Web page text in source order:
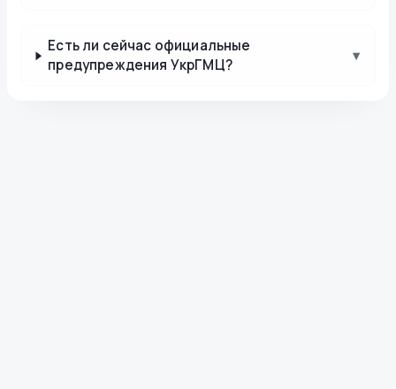
Есть ли сейчас официальные
предупреждения УкрГМЦ?
▾